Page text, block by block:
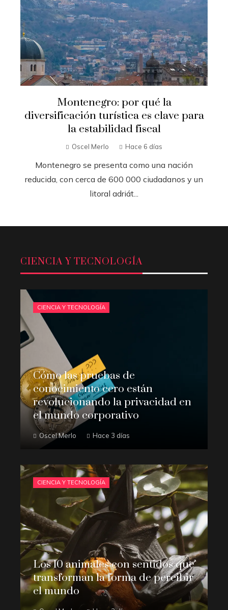
Montenegro: por qué la
diversificación turística es clave para
la estabilidad fiscal
Oscel Merlo Hace 6 días
Montenegro se presenta como una nación
reducida, con cerca de 600 000 ciudadanos y un
litoral adriát...
CIENCIA Y TECNOLOGÍA
CIENCIA Y TECNOLOGÍA
Cómo las pruebas de
conocimiento cero están
revolucionando la privacidad en
el mundo corporativo
Oscel Merlo Hace 3 días
CIENCIA Y TECNOLOGÍA
Los 10 animales con sentidos que
transforman la forma de percibir
el mundo